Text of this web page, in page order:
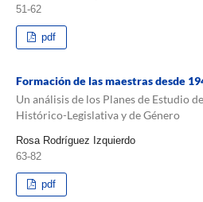
51-62
pdf
Formación de las maestras desde
Un análisis de los Planes de Estudio
Histórico-Legislativa y de Género
Rosa Rodríguez Izquierdo
63-82
pdf